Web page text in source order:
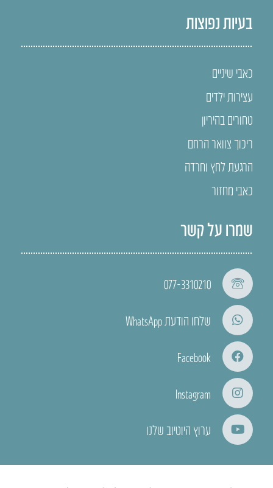
בעיות נפוצות
כאבי שיניים
עצירות ילדים
טחורים בהיריון
ריכוך צוואר הרחם
הרגעת לחץ וחרדה
כאבי מחזור
שמרו על קשר
077-3310210
שלחו הודעת WhatsApp
Facebook
Instagram
ערוץ היוטיוב שלנו